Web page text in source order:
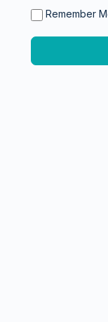
Remember